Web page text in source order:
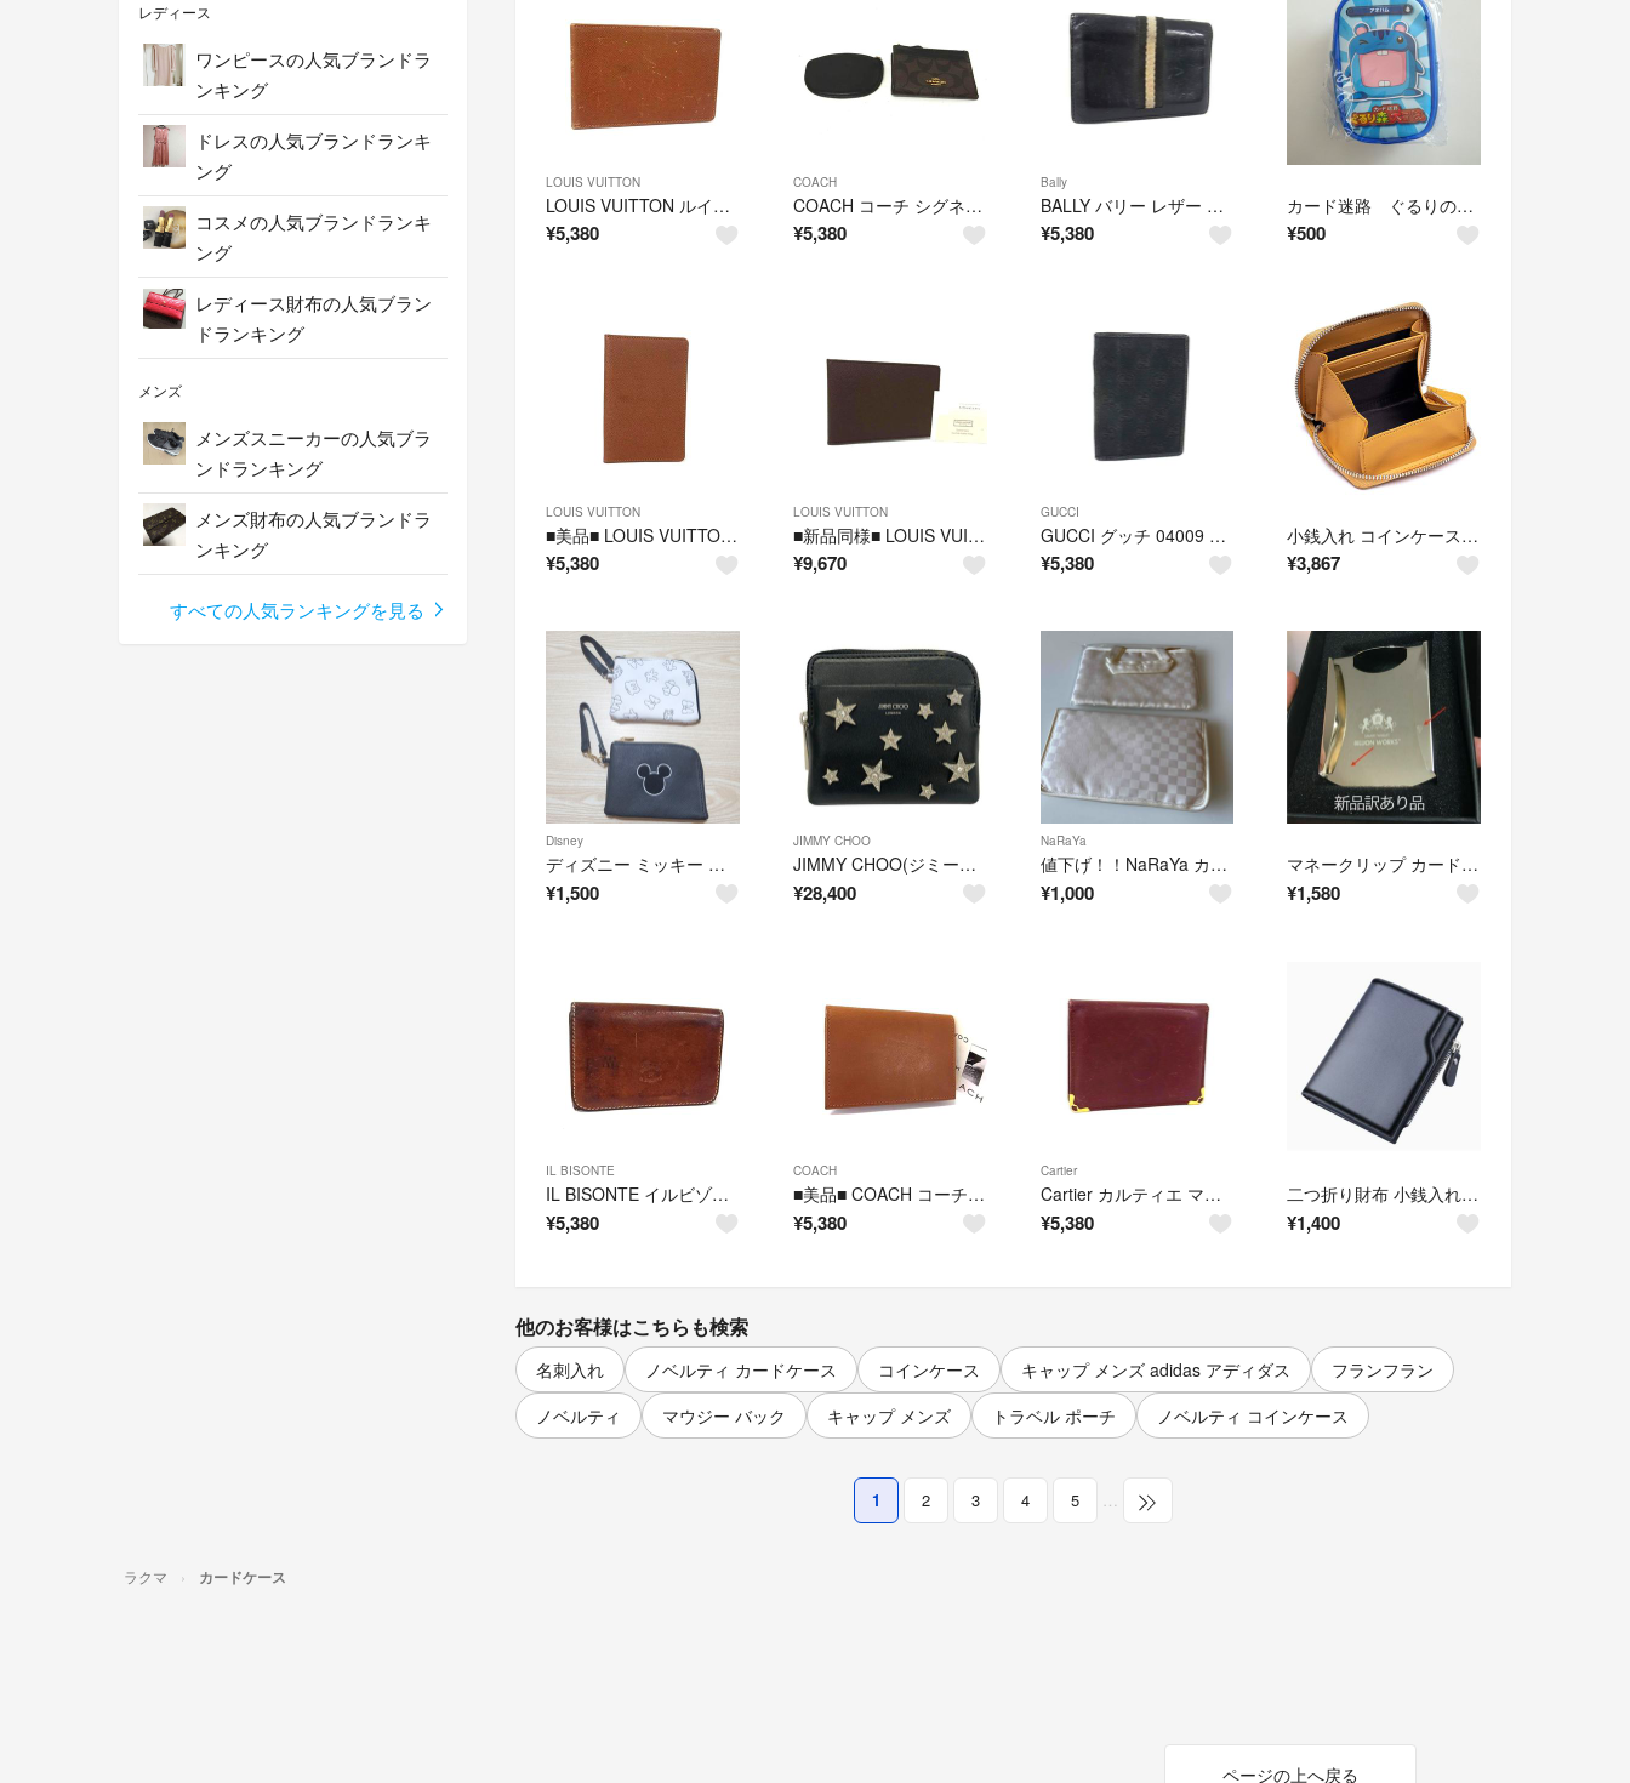
LOUIS VUITTON
LOUIS VUITTON ルイヴィトン タイガ カードケース カード入れ パスケース 定期入れ レディース メンズ ブラウン系 DP5580
¥5,380
COACH
COACH コーチ シグネチャー PVC×レザー コインケース コインパース カードケース カード入れ 2点セット まとめ売り 小銭入れ DP6079
¥5,380
Bally
BALLY バリー レザー カードケース カード入れ 名刺入れ メンズ ブラック系 DP5547
¥5,380
カード迷路 ぐるりの森大冒険 カード入れポーチ 青
¥500
LOUIS VUITTON
■美品■ LOUIS VUITTON ルイヴィトン カードケース カード入れ パスケース 定期入れ レディース メンズ ブラウン系 DP5892
¥5,380
LOUIS VUITTON
■新品同様■ LOUIS VUITTON ルイヴィトン カードケース カード入れ パスケース 定期入れ ダークブラウン系 BS7759
¥9,670
GUCCI
GUCCI グッチ 04009 GG柄 GGキャンバス×レザー カードケース カード入れ 名刺入れ メンズ レディース ブラック系 DP5891
¥5,380
小銭入れ コインケース メンズ 財布 本革 カードケース カード入れ 大容量 牛
¥3,867
Disney
ディズニー ミッキー パスケース コインケース ICカード入れ
¥1,500
JIMMY CHOO
JIMMY CHOO(ジミーチュウ) コインケース - 黒 スター/ラインストーン/カード入れ付き レザー
¥28,400
NaRaYa
値下げ！！NaRaYa カード入れと小ポーチ
¥1,000
マネークリップ カード メンズ カード入れ 薄型 カードケース
¥1,580
IL BISONTE
IL BISONTE イルビゾンテ レザー カードケース カード入れ 名刺入れ ビジネス メンズ レディース ブラウン系 DP5104
¥5,380
COACH
■美品■ COACH コーチ レザー カードケース カード入れ パスケース 名刺入れ ブラウン系 DP6225
¥5,380
Cartier
Cartier カルティエ マストライン レザー カードケース カード入れ パスケース レディース メンズ ボルドー系 DP5475
¥5,380
二つ折り財布 小銭入れ コインケース カード入れ 高品質レザー シンプル ブラック
¥1,400
他のお客様はこちらも検索
名刺入れ ノベルティ カードケース コインケース キャップ メンズ adidas アディダス
フランフラン
ノベルティ
マウジー バック キャップ メンズ トラベル ポーチ ノベルティ コインケース
1 2 3 4 5 …
レディース
ワンピースの人気ブランドラ
ンキング
ドレスの人気ブランドランキ
ング
コスメの人気ブランドランキ
ング
レディース財布の人気ブラン
ドランキング
メンズ
メンズスニーカーの人気ブラ
ンドランキング
メンズ財布の人気ブランドラ
ンキング
すべての人気ランキングを見る
ラクマ カードケース
ページの上へ戻る